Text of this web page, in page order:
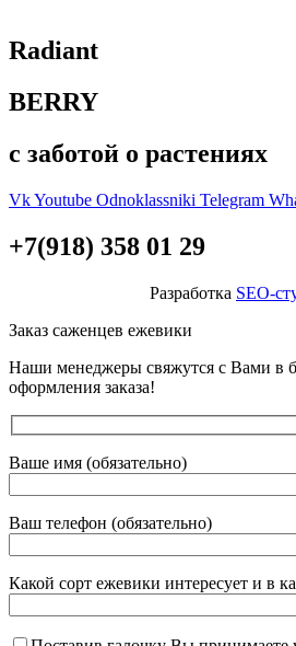
Radiant
BERRY
с заботой о растениях
VkYoutube Odnoklassniki Telegram
+7(918) 358 01 29
Разработка SEO-
Заказ саженцев ежевики
Наши менеджеры свяжутся с Вами в
оформления заказа!
Ваше имя (обязательно)
Ваш телефон (обязательно)
Какой сорт ежевики интересует и в